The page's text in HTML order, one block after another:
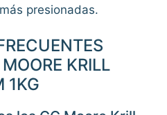
presionadas.
KRILL
1KG